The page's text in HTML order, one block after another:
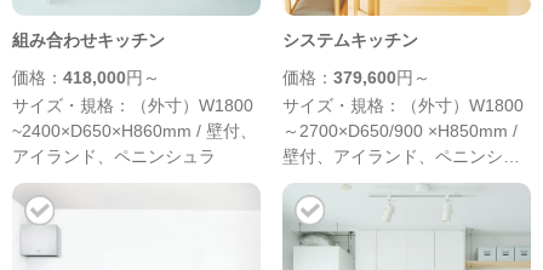
組み合わせキッチン
価格： 418,000円～
サイズ・規格：（外寸）W1800
~2400×D650×H860mm / 壁付、
アイランド、ペニンシュラ
システムキッチン
価格： 379,600円～
サイズ・規格：（外寸）W1800
～2700×D650/900 ×H850mm /
壁付、アイランド、ペニンシュ
ラ